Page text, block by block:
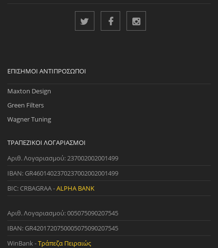
ΕΠΊΣΗΜΟΙ ΑΝΤΙΠΡΌΣΩΠΟΙ
Maxton Design
Green Filters
Wagner Tuning
ΤΡΑΠΕΖΙΚΟΊ ΛΟΓΑΡΙΑΣΜΟΊ
Αριθ. Λογαριασμού: 237002002001499
IBAN: GR4601402370237002002001499
BIC: CRBAGRAA -ALPHA BANK
Αριθ. Λογαριασμού: 005075090207545
IBAN: GR4201720750005075090207545
WinBank -Τράπεζα Πειραιώς